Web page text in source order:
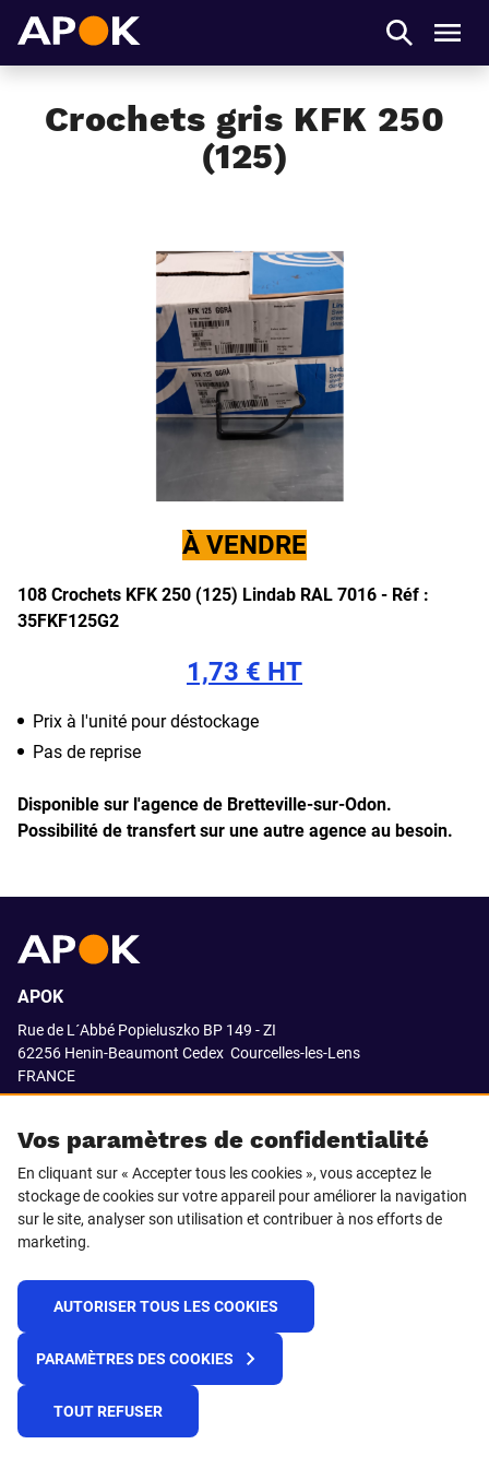
Crochets gris KFK 250
(125)
À VENDRE
108 Crochets KFK 250 (125) Lindab RAL 7016 - Réf :
35FKF125G2
1,73 € HT
Prix à l'unité pour déstockage
Pas de reprise
Disponible sur l'agence de Bretteville-sur-Odon.
Possibilité de transfert sur une autre agence au besoin.
Vos paramètres de confidentialité
En cliquant sur « Accepter tous les cookies », vous acceptez le
stockage de cookies sur votre appareil pour améliorer la navigation
sur le site, analyser son utilisation et contribuer à nos efforts de
marketing.
AUTORISER TOUS LES COOKIES
PARAMÈTRES DES COOKIES
TOUT REFUSER
APOK
Rue de L´Abbé Popieluszko BP 149 - ZI
62256 Henin-Beaumont Cedex Courcelles-les-Lens
FRANCE
SUIVEZ-NOUS SUR
© 2021 APOK